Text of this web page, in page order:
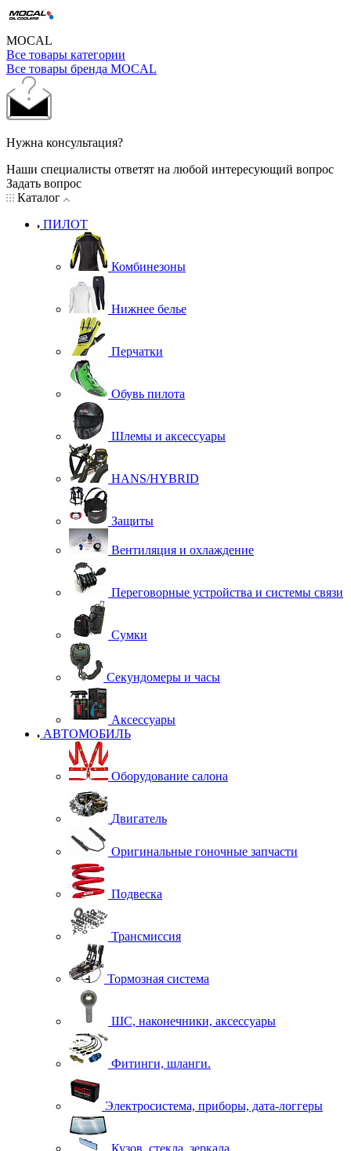
MOCAL
Все товары категории
Все товары бренда MOCAL
Нужна консультация?
Наши специалисты ответят на любой интересующий вопрос
Задать вопрос
Каталог
ПИЛОТ
Комбинезоны
Нижнее белье
Перчатки
Обувь пилота
Шлемы и аксессуары
HANS/HYBRID
Защиты
Вентиляция и охлаждение
Переговорные устройства и системы связи
Сумки
Секундомеры и часы
Аксессуары
АВТОМОБИЛЬ
Оборудование салона
Двигатель
Оригинальные гоночные запчасти
Подвеска
Трансмиссия
Тормозная система
ШС, наконечники, аксессуары
Фитинги, шланги.
Электросистема, приборы, дата-логгеры
Кузов, стекла, зеркала